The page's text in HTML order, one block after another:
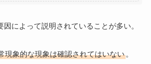
因によって説明されていることが多い。
現象的な現象は確認されてはいない。